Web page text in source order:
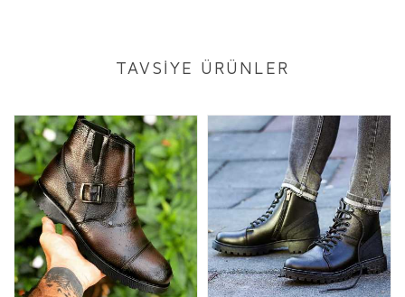
TAVSİYE ÜRÜNLER